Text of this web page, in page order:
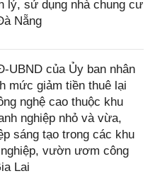
lý, sử dụng nhà chung cư
Nẵng
UBND của Ủy ban nhân
mức giảm tiền thuê lại
nghệ cao thuộc khu
nghiệp nhỏ và vừa,
sáng tạo trong các khu
vườn ươm công
Lai